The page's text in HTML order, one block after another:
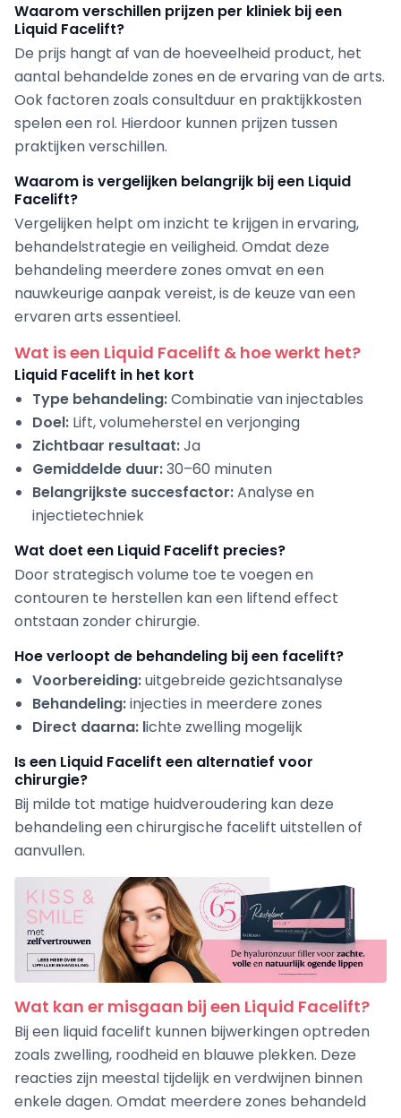
Waarom verschillen prijzen per kliniek bij een
Liquid Facelift?
De prijs hangt af van de hoeveelheid product, het
aantal behandelde zones en de ervaring van de arts.
Ook factoren zoals consultduur en praktijkkosten
spelen een rol. Hierdoor kunnen prijzen tussen
praktijken verschillen.
Waarom is vergelijken belangrijk bij een Liquid
Facelift?
Vergelijken helpt om inzicht te krijgen in ervaring,
behandelstrategie en veiligheid. Omdat deze
behandeling meerdere zones omvat en een
nauwkeurige aanpak vereist, is de keuze van een
ervaren arts essentieel.
Wat is een Liquid Facelift & hoe werkt het?
Liquid Facelift in het kort
Type behandeling:Combinatie van injectables
Doel: Lift, volumeherstel en verjonging
Zichtbaar resultaat:Ja
Gemiddelde duur:30–60 minuten
Belangrijkste succesfactor:Analyse en
injectietechniek
Wat doet een Liquid Facelift precies?
Door strategisch volume toe te voegen en
contouren te herstellen kan een liftend effect
ontstaan zonder chirurgie.
Hoe verloopt de behandeling bij een facelift?
Voorbereiding:uitgebreide gezichtsanalyse
Behandeling:injecties in meerdere zones
Direct daarna: lichte zwelling mogelijk
Is een Liquid Facelift een alternatief voor
chirurgie?
Bij milde tot matige huidveroudering kan deze
behandeling een chirurgische facelift uitstellen of
aanvullen.
Wat kan er misgaan bij een Liquid Facelift?
Bij een liquid facelift kunnen bijwerkingen optreden
zoals zwelling, roodheid en blauwe plekken. Deze
reacties zijn meestal tijdelijk en verdwijnen binnen
enkele dagen. Omdat meerdere zones behandeld